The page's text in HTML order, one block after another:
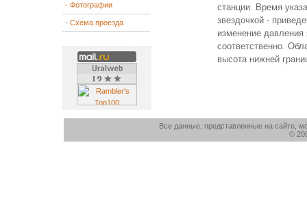
- Фотографии
- Схема проезда
станции. Время
звездочкой -
изменение давления
соответственно.
высота нижней
Все данные, представленные на сайте,
©